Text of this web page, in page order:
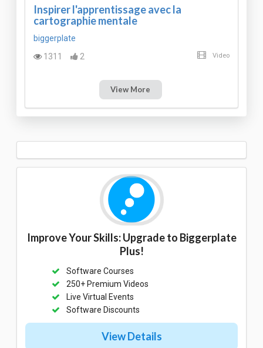
Inspirer l'apprentissage avec la
cartographie mentale
biggerplate
1311
2 Video
View More
Improve Your Skills: Upgrade to Biggerplate
Plus!
Software Courses
250+ Premium Videos
Live Virtual Events
Software Discounts
View Details